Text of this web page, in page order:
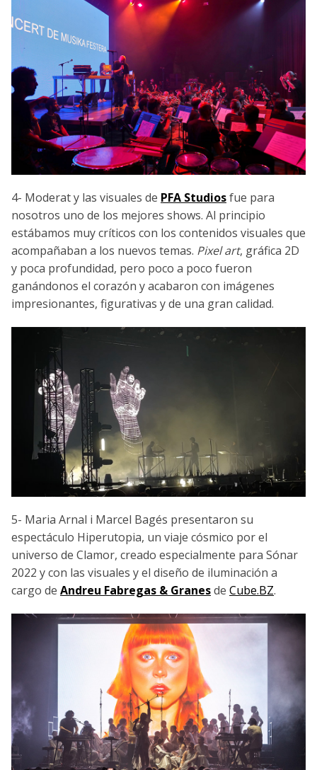
4- Moderat y las visuales de PFA Studiosfue para
nosotros uno de los mejores shows. Al principio
estábamos muy críticos con los contenidos visuales que
acompañaban a los nuevos temas. Pixel art, gráfica 2D
y poca profundidad, pero poco a poco fueron
ganándonos el corazón y acabaron con imágenes
impresionantes, figurativas y de una gran calidad.
5- Maria Arnal i Marcel Bagés presentaron su
espectáculo Hiperutopia, un viaje cósmico por el
universo de Clamor, creado especialmente para Sónar
2022 y con las visuales y el diseño de iluminación a
cargo de Andreu Fabregas & Granesde Cube.BZ.